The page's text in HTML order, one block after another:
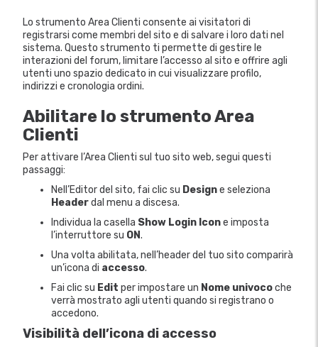
Lo strumento Area Clienti consente ai visitatori di
registrarsi come membri del sito e di salvare i loro dati nel
sistema. Questo strumento ti permette di gestire le
interazioni del forum, limitare l’accesso al sito e offrire agli
utenti uno spazio dedicato in cui visualizzare profilo,
indirizzi e cronologia ordini.
Abilitare lo strumento Area
Clienti
Per attivare l’Area Clienti sul tuo sito web, segui questi
passaggi:
Nell’Editor del sito, fai clic su Designe seleziona
Headerdal menu a discesa.
Individua la casella Show Login Icone imposta
l’interruttore su ON.
Una volta abilitata, nell’header del tuo sito comparirà
un’icona di accesso.
Fai clic su Edit per impostare un Nome univocoche
verrà mostrato agli utenti quando si registrano o
accedono.
Visibilità dell’icona di accesso